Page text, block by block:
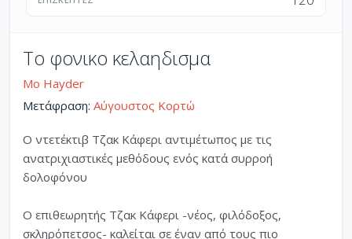
Το φονικο κελαηδισμα
Mo Hayder
Μετάφραση: Αύγουστος Κορτώ
Ο ντετέκτιβ Τζακ Κάφερι αντιμέτωπος με τις
ανατριχιαστικές μεθόδους ενός κατά συρροή
δολοφόνου
Ο επιθεωρητής Τζακ Κάφερι -νέος, φιλόδοξος,
σκληρόπετσος- καλείται σε έναν από τους πιο